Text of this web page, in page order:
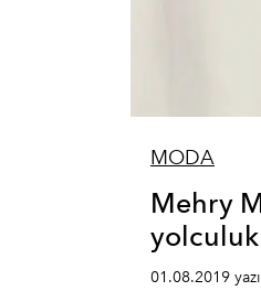
MODA
Mehry
01.08.2019